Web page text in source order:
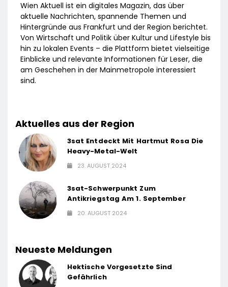
Wien Aktuell ist ein digitales Magazin, das über
aktuelle Nachrichten, spannende Themen und
Hintergründe aus Frankfurt und der Region berichtet.
Von Wirtschaft und Politik über Kultur und Lifestyle bis
hin zu lokalen Events – die Plattform bietet vielseitige
Einblicke und relevante Informationen für Leser, die
am Geschehen in der Mainmetropole interessiert
sind.
Aktuelles aus der Region
3sat Entdeckt Mit Hartmut Rosa Die
Heavy-Metal-Welt
23. AUGUST 2024
3sat-Schwerpunkt Zum
Antikriegstag Am 1. September
20. AUGUST 2024
Neueste Meldungen
Hektische Vorgesetzte Sind
Gefährlich